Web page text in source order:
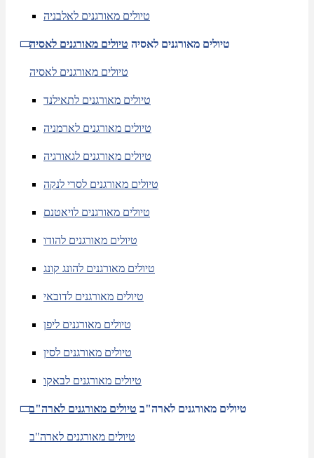
טיולים מאורגנים לאלבניה
טיולים מאורגנים לאסיה טיולים מאורגנים לאסיה
טיולים מאורגנים לאסיה
טיולים מאורגנים לתאילנד
טיולים מאורגנים לארמניה
טיולים מאורגנים לגאורגיה
טיולים מאורגנים לסרי לנקה
טיולים מאורגנים לויאטנם
טיולים מאורגנים להודו
טיולים מאורגנים להונג קונג
טיולים מאורגנים לדובאי
טיולים מאורגנים ליפן
טיולים מאורגנים לסין
טיולים מאורגנים לבאקו
טיולים מאורגנים לארה"ב טיולים מאורגנים לארה"ב
טיולים מאורגנים לארה"ב